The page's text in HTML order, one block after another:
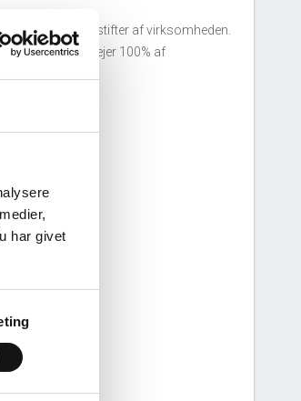
har givet
tiltrådte som stifter af virksomheden.
tiltrådte som ejer 100% af